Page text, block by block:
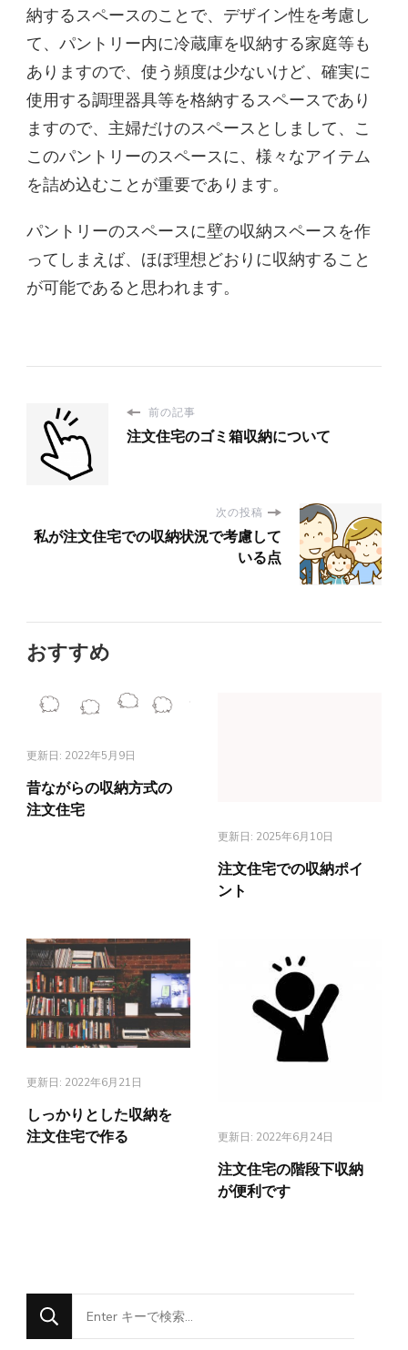
納するスペースのことで、デザイン性を考慮し
て、パントリー内に冷蔵庫を収納する家庭等も
ありますので、使う頻度は少ないけど、確実に
使用する調理器具等を格納するスペースであり
ますので、主婦だけのスペースとしまして、こ
このパントリーのスペースに、様々なアイテム
を詰め込むことが重要であります。
パントリーのスペースに壁の収納スペースを作
ってしまえば、ほぼ理想どおりに収納すること
が可能であると思われます。
前の記事
注文住宅のゴミ箱収納について
次の投稿
私が注文住宅での収納状況で考慮して
いる点
おすすめ
更新日: 2022年5月9日
昔ながらの収納方式の
注文住宅
更新日: 2025年6月10日
注文住宅での収納ポイ
ント
更新日: 2022年6月21日
しっかりとした収納を
注文住宅で作る
更新日: 2022年6月24日
注文住宅の階段下収納
が便利です
に